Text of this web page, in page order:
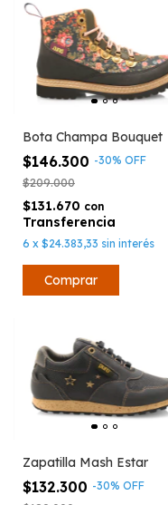
Bota Champa Bouquet
$146.300 -30% OFF
$209.000
$131.670 con
6 x $24.383,33 sin interés
Comprar
Zapatilla Mash Estar
$132.300 -30% OFF